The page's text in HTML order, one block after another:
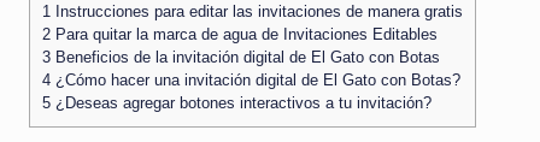
1
Instrucciones para editar las invitaciones de manera gratis
2 Para quitar la marca de agua de Invitaciones Editables
3 Beneficios de la invitación digital de El Gato con Botas
4 ¿Cómo hacer una invitación digital de El Gato con Botas?
5 ¿Deseas agregar botones interactivos a tu invitación?